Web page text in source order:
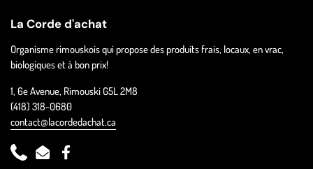
La Corde d'achat
Organisme rimouskois qui propose des produits frais, locaux, en vrac,
biologiques et à bon prix!
1, 6e Avenue, Rimouski G5L 2M8
(418) 318-0680
contact@lacordedachat.ca
PhoneEmailFacebook